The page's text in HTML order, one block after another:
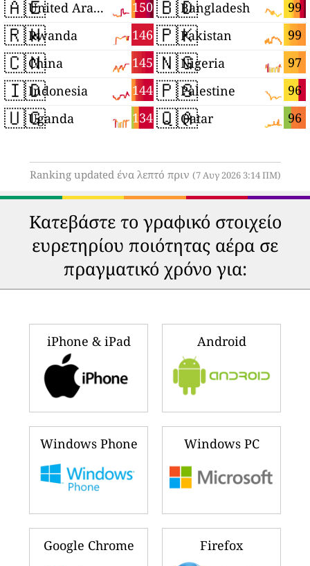
🇦🇪 150
United Arab Emirates
🇷🇼 146
Rwanda
🇨🇳 145
China
🇮🇩 144
Indonesia
🇺🇬 134
Uganda
🇧🇩 99
Bangladesh
🇵🇰 99
Pakistan
🇳🇬 97
Nigeria
🇵🇸 96
Palestine
🇶🇦 96
Qatar
Ranking updated ένα λεπτό πριν (7 Αυγ 2026 3:14 ΠΜ)
Κατεβάστε το γραφικό στοιχείο
ευρετηρίου ποιότητας αέρα σε
πραγματικό χρόνο για:
iPhone & iPad Android
Windows Phone Windows PC
Google Chrome Firefox